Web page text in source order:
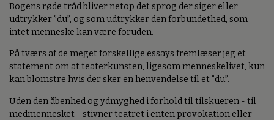
Bogens røde tråd bliver netop det sprog der siger eller
udtrykker ”du”, og som udtrykker den forbundethed, som
intet menneske kan være foruden.
På tværs af de meget forskellige essays fremlæser jeg et
statement om at teaterkunsten, ligesom menneskelivet, kun
kan blomstre hvis der sker en henvendelse til et ”du”.
Uden den åbenhed og ydmyghed i forhold til tilskueren - til
medmennesket - stivner teatret i enten provokation eller